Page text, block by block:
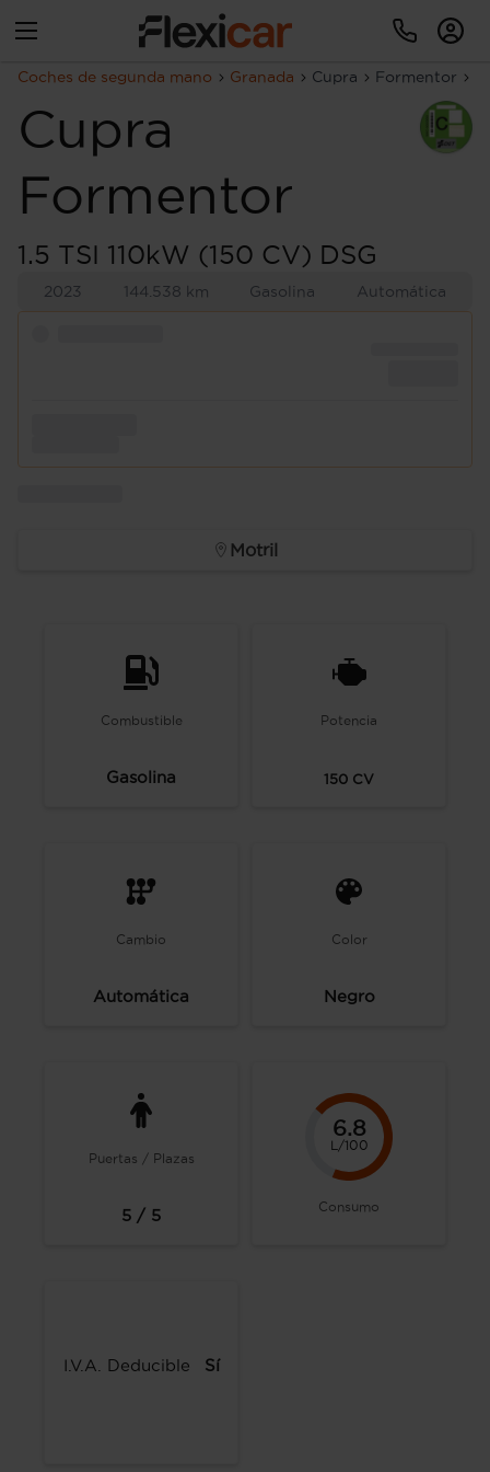
Coches de segunda mano Granada Cupra Formentor
Cupra
Formentor
1.5 TSI 110kW (150 CV) DSG
2023 144.538 km Gasolina Automática
Motril
Combustible
Gasolina
Potencia
150 CV
Cambio
Automática
Color
Negro
Puertas / Plazas
5 / 5
6.8
L/100
Consumo
I.V.A. Deducible Sí